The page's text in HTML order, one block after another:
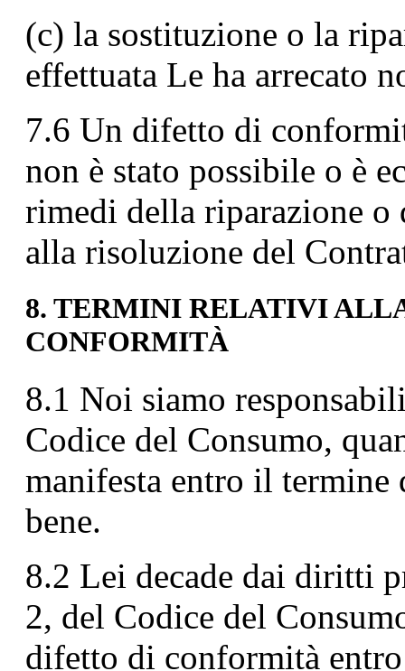
(c) la sostituzione o la
effettuata Le ha arrecato
7.6 Un difetto di
non è stato possibile o è
rimedi della riparazione
alla risoluzione del
8. TERMINI RELATIVI
CONFORMITÀ
8.1 Noi siamo
Codice del Consumo,
manifesta entro il termine
bene.
8.2 Lei decade dai diritti
2, del Codice del
difetto di conformità